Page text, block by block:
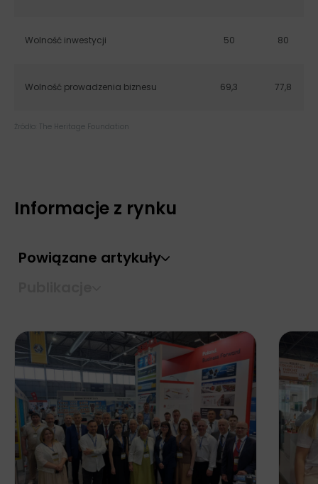
Wolność inwestycji 50 80
Wolność prowadzenia biznesu 69,3 77,8
Źródło: The Heritage Foundation
Informacje z rynku
Powiązane artykuły